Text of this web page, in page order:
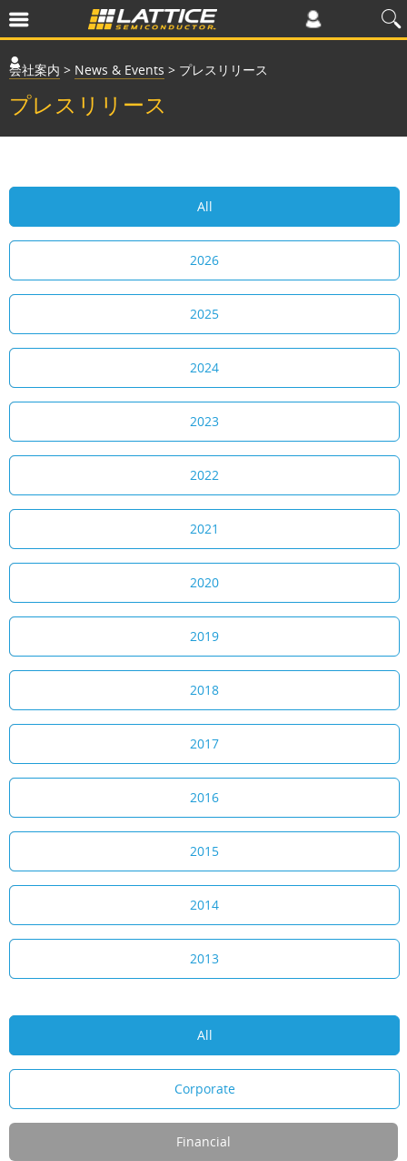
会社案内 > News & Events > プレスリリース
プレスリリース
All
2026
2025
2024
2023
2022
2021
2020
2019
2018
2017
2016
2015
2014
2013
All
Corporate
Financial